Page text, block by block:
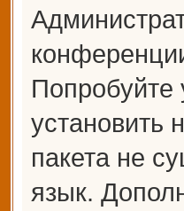
Попробуйте
установить
пакета не
язык.